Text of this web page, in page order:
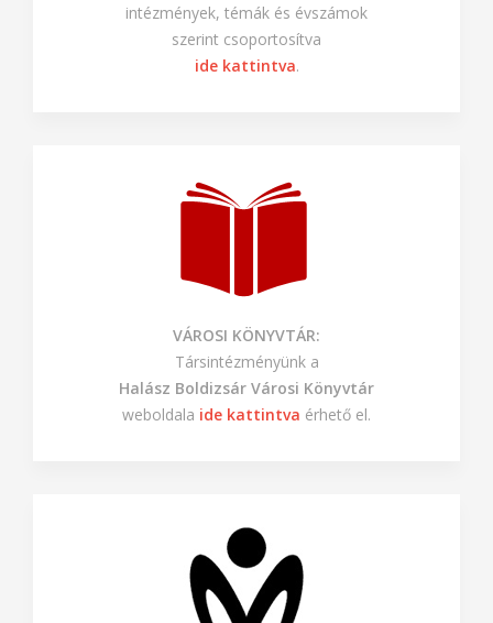
intézmények, témák és évszámok
szerint csoportosítva
ide kattintva.
VÁROSI KÖNYVTÁR:
Társintézményünk a
Halász Boldizsár Városi Könyvtár
weboldala ide kattintva érhető el.